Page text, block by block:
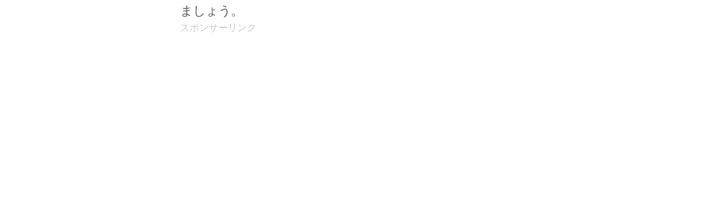
ましょう。
スポンサーリンク